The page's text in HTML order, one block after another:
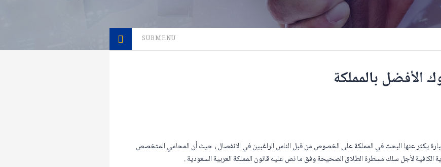
SUBMENU
بالمملكة
يكثر عنها البحث في المملكة على الخصوص من قبل الناس الراغبين في الانفصال ، حيث أن المحامي المتخصص
الكافية لأجل سلك مسطرة الطلاق الصحيحة وفق ما نص عليه قانون المملكة العربية السعودية .